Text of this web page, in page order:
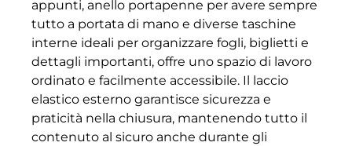
appunti, anello portapenne per avere sempre
tutto a portata di mano e diverse taschine
interne ideali per organizzare fogli, biglietti e
dettagli importanti, offre uno spazio di lavoro
ordinato e facilmente accessibile. Il laccio
elastico esterno garantisce sicurezza e
praticità nella chiusura, mantenendo tutto il
contenuto al sicuro anche durante gli